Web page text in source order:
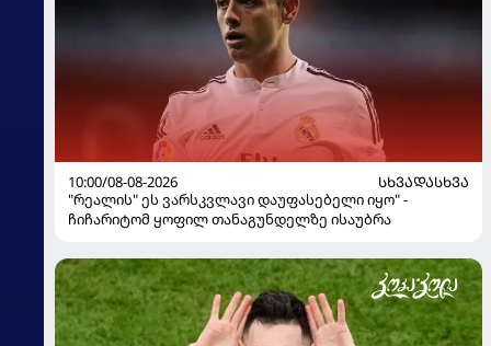
10:00/08-08-2026
ᲡᲮᲕᲐᲓᲐᲡᲮᲕᲐ
"რეალის" ეს ვარსკვლავი დაუფასებელი იყო" -
ჩიჩარიტომ ყოფილ თანაგუნდელზე ისაუბრა